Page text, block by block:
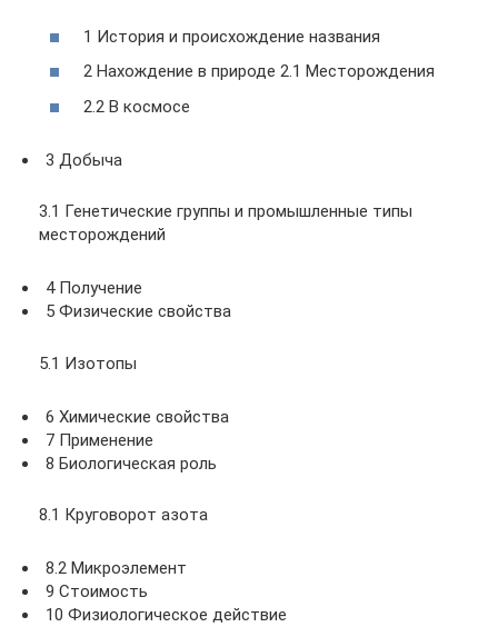
1 История и происхождение названия
2 Нахождение в природе 2.1 Месторождения
2.2 В космосе
3 Добыча
3.1 Генетические группы и промышленные типы
месторождений
4 Получение
5 Физические свойства
5.1 Изотопы
6 Химические свойства
7 Применение
8 Биологическая роль
8.1 Круговорот азота
8.2 Микроэлемент
9 Стоимость
10 Физиологическое действие